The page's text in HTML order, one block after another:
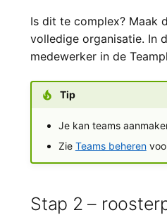
Is dit te complex? Maak
volledige organisatie. In
medewerker in de
Tip
Je kan teams
Zie Teams beheren
Stap 2 –